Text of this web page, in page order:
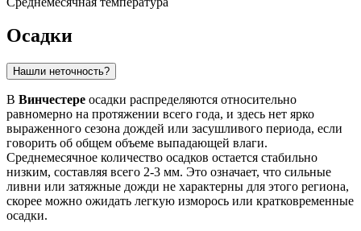
Осадки
Нашли неточность?
В Винчестере осадки распределяются относительно
равномерно на протяжении всего года, и здесь нет ярко
выраженного сезона дождей или засушливого периода, если
говорить об общем объеме выпадающей влаги.
Среднемесячное количество осадков остается стабильно
низким, составляя всего 2-3 мм. Это означает, что сильные
ливни или затяжные дожди не характерны для этого региона,
скорее можно ожидать легкую изморось или кратковременные
осадки.